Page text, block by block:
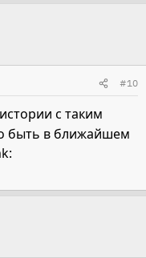
#10
с таким
быть в ближайшем